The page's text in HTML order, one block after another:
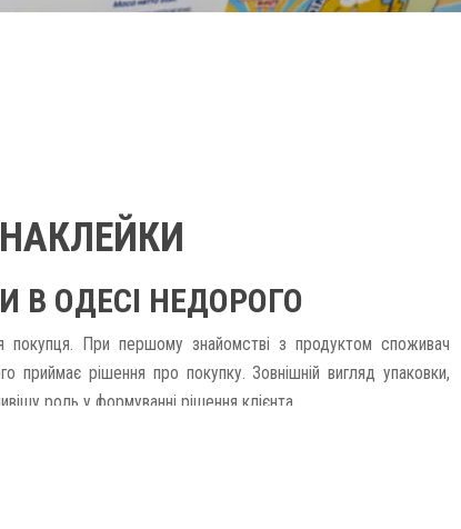
НАКЛЕЙКИ
В ОДЕСІ НЕДОРОГО
покупця. При першому знайомстві з продуктом споживач
приймає рішення про покупку. Зовнішній вигляд упаковки,
роль у формуванні рішення клієнта.